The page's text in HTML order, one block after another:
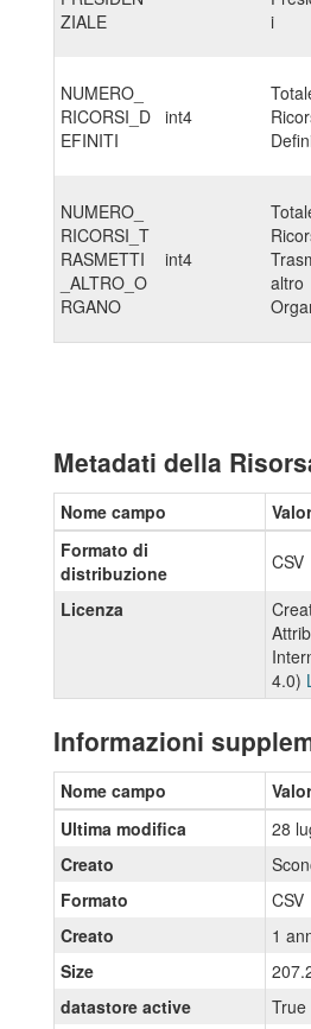
ZIALE
i
NUMERO_
RICORSI_D
EFINITI
int4
NUMERO_
RICORSI_T
RASMETTI
_ALTRO_O
RGANO
int4
altro
Metadati della
Nome campo
Formato di
distribuzione
CSV
Licenza
4.0)
Informazioni
Nome campo
Ultima modifica
28
Creato
Formato
CSV
Creato
1
Size
datastore active
True